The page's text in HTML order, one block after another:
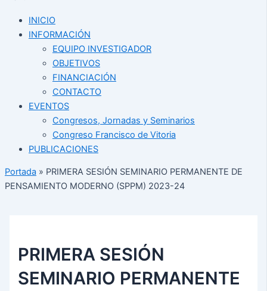
INICIO
INFORMACIÓN
EQUIPO INVESTIGADOR
OBJETIVOS
FINANCIACIÓN
CONTACTO
EVENTOS
Congresos, Jornadas y Seminarios
Congreso Francisco de Vitoria
PUBLICACIONES
Portada » PRIMERA SESIÓN SEMINARIO PERMANENTE DE
PENSAMIENTO MODERNO (SPPM) 2023-24
PRIMERA SESIÓN
SEMINARIO PERMANENTE